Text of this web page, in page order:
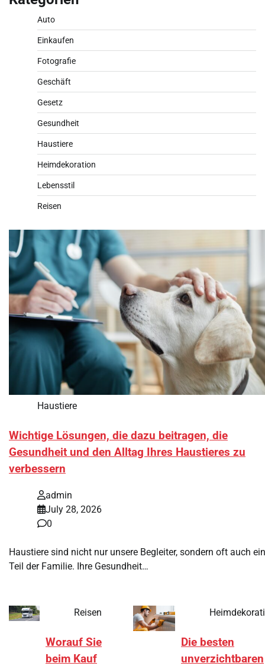
Auto
Einkaufen
Fotografie
Geschäft
Gesetz
Gesundheit
Haustiere
Heimdekoration
Lebensstil
Reisen
Haustiere
Wichtige Lösungen, die dazu beitragen, die
Gesundheit und den Alltag Ihres Haustieres zu
verbessern
admin
July 28, 2026
0
Haustiere sind nicht nur unsere Begleiter, sondern oft auch ein
Teil der Familie. Ihre Gesundheit…
Reisen
Worauf Sie
beim Kauf
Die besten
unverzichtbaren